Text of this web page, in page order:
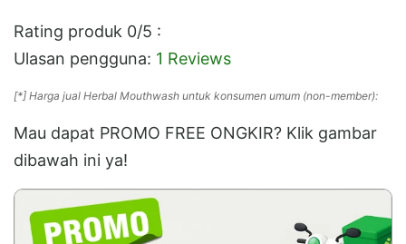
Rating produk 0/5 :
Ulasan pengguna: 1 Reviews
[*] Harga jual Herbal Mouthwash untuk konsumen umum (non-member):
Mau dapat PROMO FREE ONGKIR? Klik gambar
dibawah ini ya!